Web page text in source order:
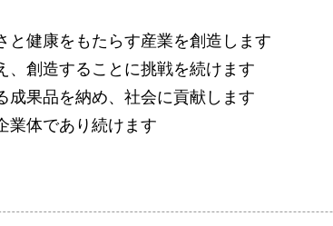
と健康をもたらす産業を創造します
、創造することに挑戦を続けます
成果品を納め、社会に貢献します
業体であり続けます